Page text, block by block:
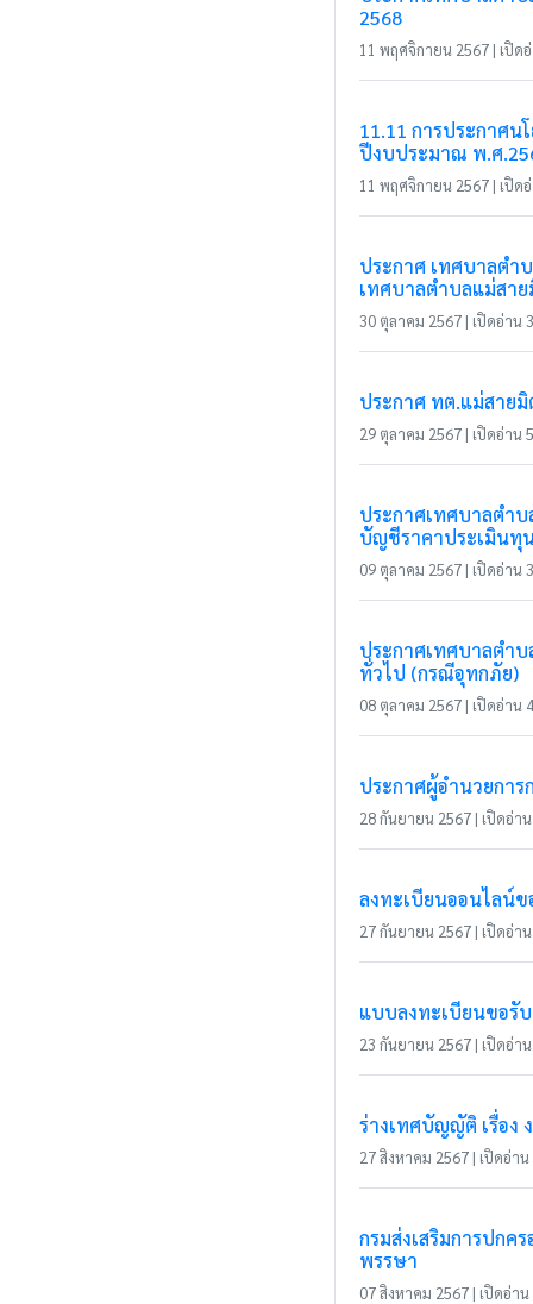
2568
11 พฤศจิกายน 2567 | เปิด
11.11 การประกาศ
ปีงบประมาณ พ.ศ
11 พฤศจิกายน 2567 | เปิด
ประกาศ เทศบาลตำ
เทศบาลตำบลแม่สา
30 ตุลาคม 2567 | เปิดอ่าน
ประกาศ ทต.แม่สาย
29 ตุลาคม 2567 | เปิดอ่าน
ประกาศเทศบาลตำ
บัญชีราคาประเมินทุ
09 ตุลาคม 2567 | เปิดอ่าน
ประกาศเทศบาลตำ
ทั่วไป (กรณีอุทกภัย)
08 ตุลาคม 2567 | เปิดอ่าน
ประกาศผู้อำนวยการ
28 กันยายน 2567 | เปิดอ่า
ลงทะเบียนออนไลน์
27 กันยายน 2567 | เปิดอ่า
แบบลงทะเบียนขอรั
23 กันยายน 2567 | เปิดอ่า
ร่างเทศบัญญัติ เรื่อง
27 สิงหาคม 2567 | เปิดอ่าน
กรมส่งเสริมการปกค
พรรษา
07 สิงหาคม 2567 | เปิดอ่าน